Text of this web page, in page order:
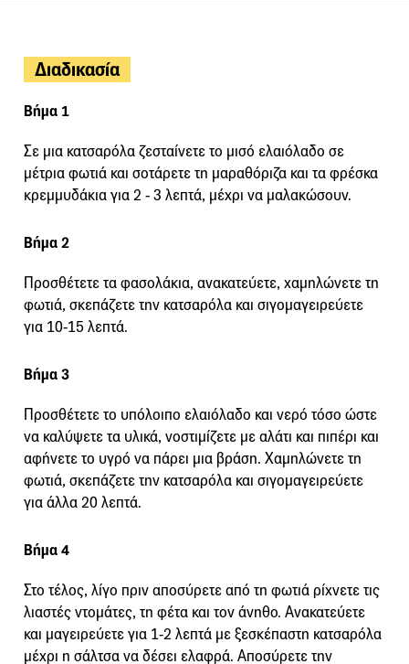
Διαδικασία
Βήμα 1
Σε μια κατσαρόλα ζεσταίνετε το μισό ελαιόλαδο σε
μέτρια φωτιά και σοτάρετε τη μαραθόριζα και τα φρέσκα
κρεμμυδάκια για 2 - 3 λεπτά, μέχρι να μαλακώσουν.
Βήμα 2
Προσθέτετε τα φασολάκια, ανακατεύετε, χαμηλώνετε τη
φωτιά, σκεπάζετε την κατσαρόλα και σιγομαγειρεύετε
για 10-15 λεπτά.
Βήμα 3
Προσθέτετε το υπόλοιπο ελαιόλαδο και νερό τόσο ώστε
να καλύψετε τα υλικά, νοστιμίζετε με αλάτι και πιπέρι και
αφήνετε το υγρό να πάρει μια βράση. Χαμηλώνετε τη
φωτιά, σκεπάζετε την κατσαρόλα και σιγομαγειρεύετε
για άλλα 20 λεπτά.
Βήμα 4
Στο τέλος, λίγο πριν αποσύρετε από τη φωτιά ρίχνετε τις
λιαστές ντομάτες, τη φέτα και τον άνηθο. Ανακατεύετε
και μαγειρεύετε για 1-2 λεπτά με ξεσκέπαστη κατσαρόλα
μέχρι η σάλτσα να δέσει ελαφρά. Αποσύρετε την